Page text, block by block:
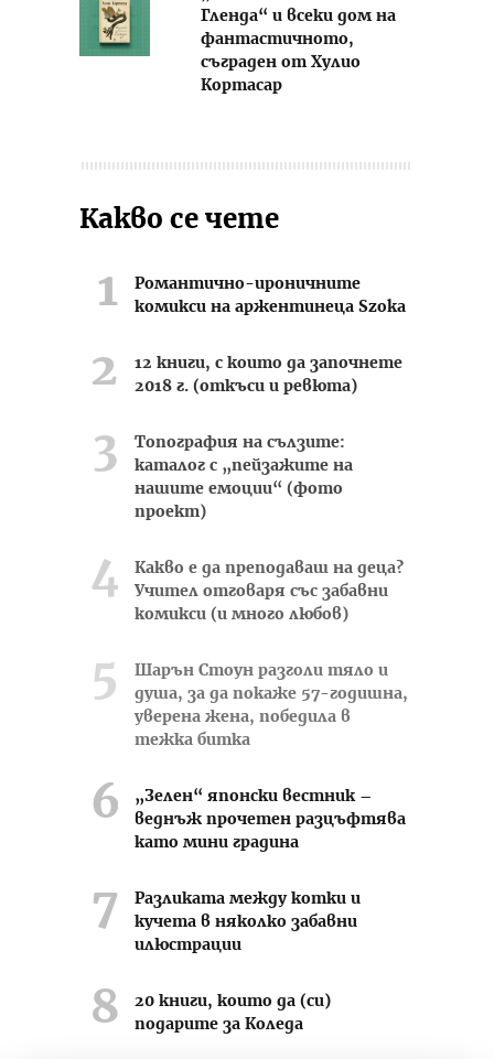
Гленда“ и всеки дом на
фантастичното,
съграден от Хулио
Кортасар
Какво се чете
Романтично-ироничните
комикси на аржентинеца Szoka
12 книги, с които да започнете
2018 г. (откъси и ревюта)
Топография на сълзите:
каталог с „пейзажите на
нашите емоции“ (фото
проект)
Какво е да преподаваш на деца?
Учител отговаря със забавни
комикси (и много любов)
Шарън Стоун разголи тяло и
душа, за да покаже 57-годишна,
уверена жена, победила в
тежка битка
„Зелен“ японски вестник –
веднъж прочетен разцъфтява
като мини градина
Разликата между котки и
кучета в няколко забавни
илюстрации
20 книги, които да (си)
подарите за Коледа